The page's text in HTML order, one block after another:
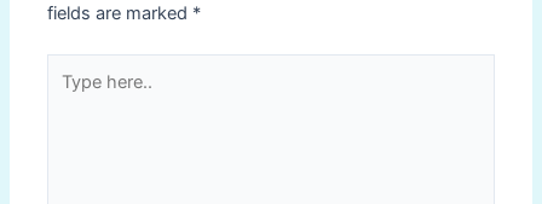
fields are marked *
here..